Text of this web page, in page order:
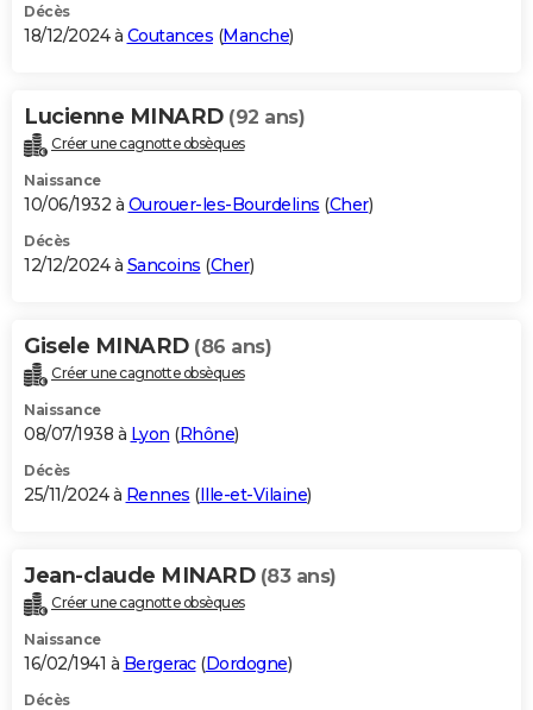
Décès
18/12/2024 à Coutances (Manche)
Lucienne MINARD (92 ans)
Créer une cagnotte obsèques
Naissance
10/06/1932 à Ourouer-les-Bourdelins (Cher)
Décès
12/12/2024 à Sancoins (Cher)
Gisele MINARD (86 ans)
Créer une cagnotte obsèques
Naissance
08/07/1938 à Lyon (Rhône)
Décès
25/11/2024 à Rennes (Ille-et-Vilaine)
Jean-claude MINARD (83 ans)
Créer une cagnotte obsèques
Naissance
16/02/1941 à Bergerac(Dordogne)
Décès